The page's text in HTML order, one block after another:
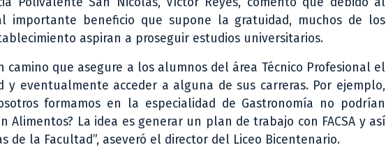
importante beneficio que supone la gratuidad, muchos de los
aspiran a proseguir estudios universitarios.
camino que asegure a los alumnos del área Técnico Profesional el
eventualmente acceder a alguna de sus carreras. Por ejemplo,
formamos en la especialidad de Gastronomía no podrían
La idea es generar un plan de trabajo con FACSA y así
de la Facultad”, aseveró el director del Liceo Bicentenario.